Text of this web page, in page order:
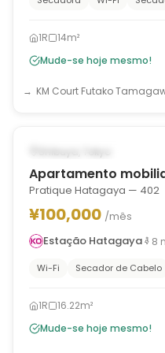
1R
14m²
Mude-se hoje mesmo!
KM Court Futako
Shibuya, Tokyo
Apartamento
Pratique Hatagaya — 402
¥100,000 /mês
Estação Hatagaya
8
Wi-Fi Secador de Cabelo
1R
16.22m²
Mude-se hoje mesmo!